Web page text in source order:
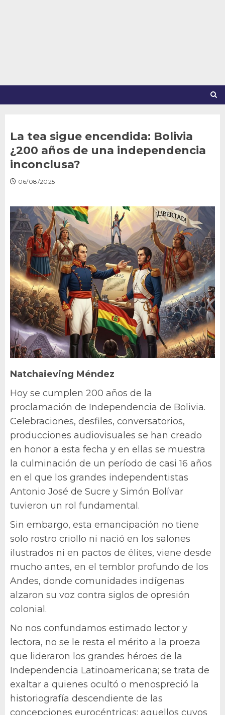
La tea sigue encendida: Bolivia
¿200 años de una independencia
inconclusa?
06/08/2025
Natchaieving Méndez
Hoy se cumplen 200 años de la
proclamación de Independencia de Bolivia.
Celebraciones, desfiles, conversatorios,
producciones audiovisuales se han creado
en honor a esta fecha y en ellas se muestra
la culminación de un período de casi 16 años
en el que los grandes independentistas
Antonio José de Sucre y Simón Bolívar
tuvieron un rol fundamental.
Sin embargo, esta emancipación no tiene
solo rostro criollo ni nació en los salones
ilustrados ni en pactos de élites, viene desde
mucho antes, en el temblor profundo de los
Andes, donde comunidades indígenas
alzaron su voz contra siglos de opresión
colonial.
No nos confundamos estimado lector y
lectora, no se le resta el mérito a la proeza
que lideraron los grandes héroes de la
Independencia Latinoamericana; se trata de
exaltar a quienes ocultó o menospreció la
historiografía descendiente de las
concepciones eurocéntricas; aquellos cuyos